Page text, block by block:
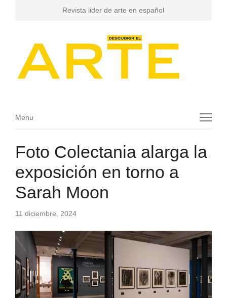
Revista lider de arte en español
Menu
Menu
Foto Colectania alarga la
exposición en torno a
Sarah Moon
11 diciembre, 2024